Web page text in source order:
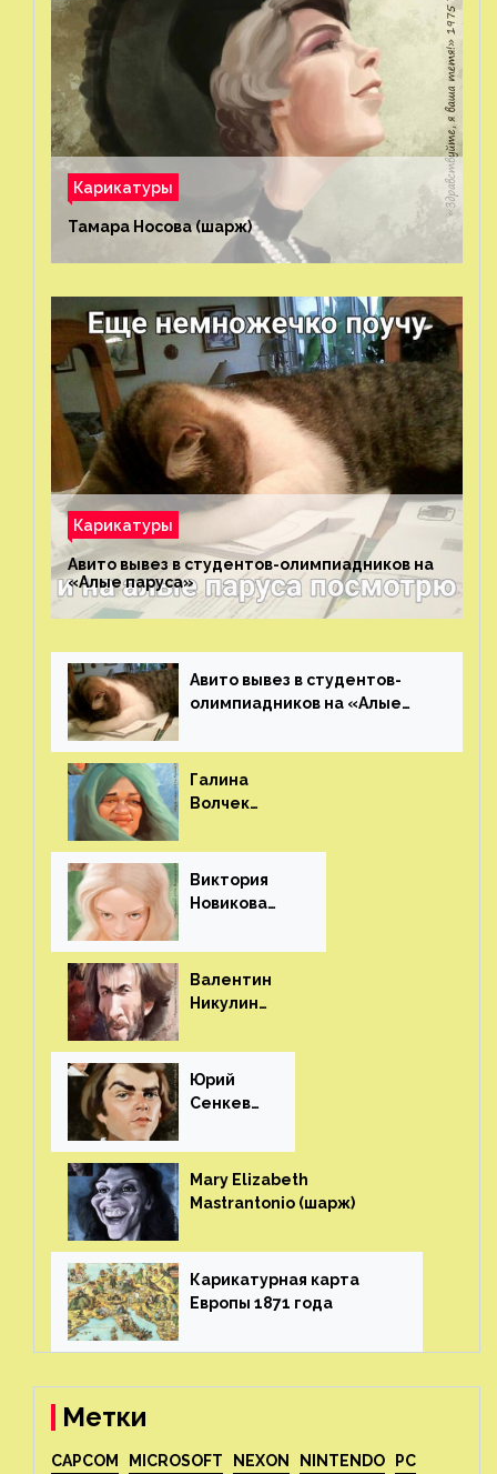
Карикатуры
Тамара Носова (шарж)⁠⁠
Карикатуры
Авито вывез в студентов-олимпиадников на
«Алые паруса»⁠⁠
Авито вывез в студентов-
олимпиадников на «Алые
Галина
Волчек
Виктория
Новикова
Валентин
Никулин
Юрий
Сенкеви
Mary Elizabeth
Mastrantonio (шарж)⁠⁠
Карикатурная карта
Европы 1871 года⁠⁠
Метки
CAPCOM MICROSOFT NEXON NINTENDO PC